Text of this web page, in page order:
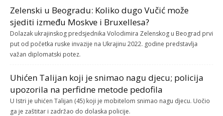
Zelenski u Beogradu: Koliko dugo Vučić može
sjediti između Moskve i Bruxellesa?
Dolazak ukrajinskog predsjednika Volodimira Zelenskog u Beograd prvi
put od početka ruske invazije na Ukrajinu 2022. godine predstavlja
važan diplomatski potez.
Uhićen Talijan koji je snimao nagu djecu; policija
upozorila na perfidne metode pedofila
U Istri je uhićen Talijan (45) koji je mobitelom snimao nagu djecu. Uočio
ga je zaštitar i zadržao do dolaska policije.